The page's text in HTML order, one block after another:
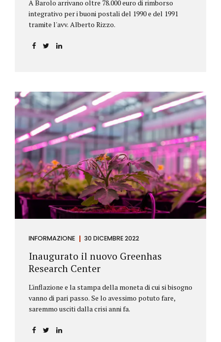
A Barolo arrivano oltre 78.000 euro di rimborso
integrativo per i buoni postali del 1990 e del 1991
tramite l'avv. Alberto Rizzo.
INFORMAZIONE 30 DICEMBRE 2022
Inaugurato il nuovo Greenhas
Research Center
L'inflazione e la stampa della moneta di cui si bisogno
vanno di pari passo. Se lo avessimo potuto fare,
saremmo usciti dalla crisi anni fa.